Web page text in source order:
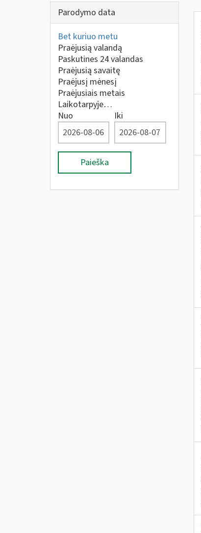
Parodymo data
Bet kuriuo metu
Praėjusią valandą
Paskutines 24 valandas
Praėjusią savaitę
Praėjusį mėnesį
Praėjusiais metais
Laikotarpyje…
Nuo
Iki
Paieška